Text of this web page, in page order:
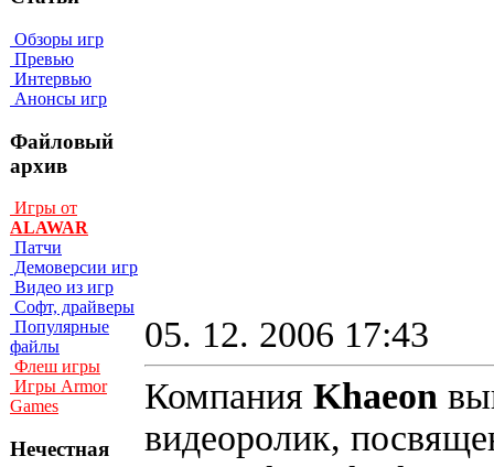
Обзоры игр
Превью
Интервью
Анонсы игр
Файловый
архив
Игры от
ALAWAR
Патчи
Демоверсии игр
Видео из игр
Софт, драйверы
Популярные
файлы
Флеш игры
Игры Armor
Games
Нечестная
05. 12. 2006 17:43
Компания Khaeon
видеоролик,